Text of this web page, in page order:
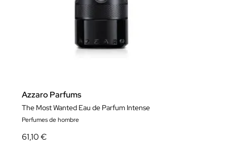
Azzaro Parfums
The Most Wanted Eau de Parfum Intense
Perfumes de hombre
61,10 €